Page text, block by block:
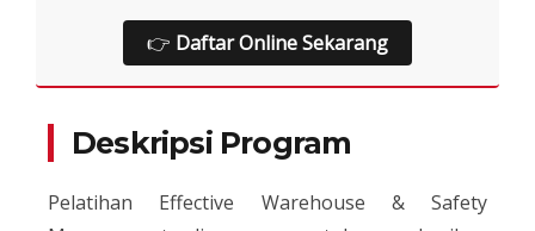
👉 Daftar Online Sekarang
Deskripsi Program
Pelatihan Effective Warehouse & Safety